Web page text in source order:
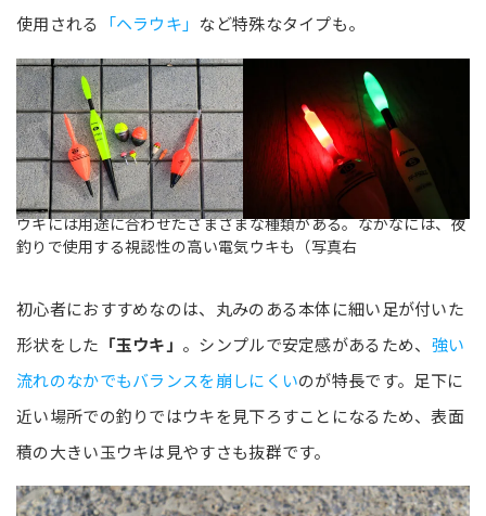
使用される
「ヘラウキ」 など特殊なタイプも。
ウキには用途に合わせたさまざまな種類がある。なかなには、夜
釣りで使用する視認性の高い電気ウキも（写真右
初心者におすすめなのは、丸みのある本体に細い足が付いた
形状をした 「玉ウキ」 。シンプルで安定感があるため、 強い
流れのなかでもバランスを崩しにくいのが特長です。足下に
近い場所での釣りではウキを見下ろすことになるため、表面
積の大きい玉ウキは見やすさも抜群です。